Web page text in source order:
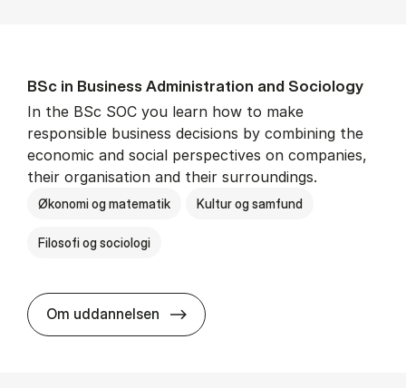
BSc in Busi­ness Ad­min­is­tra­tion and So­ci­ology
In the BSc SOC you learn how to make
responsible business decisions by combining the
economic and social perspectives on companies,
their organisation and their surroundings.
Økonomi og matematik Kultur og samfund
Filosofi og sociologi
Om uddannelsen BSc in Busi­ness Ad­min­is­tra­tion